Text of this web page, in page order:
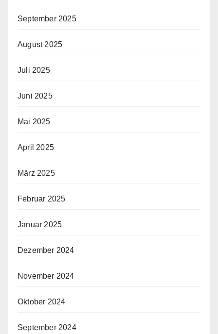
September 2025
August 2025
Juli 2025
Juni 2025
Mai 2025
April 2025
März 2025
Februar 2025
Januar 2025
Dezember 2024
November 2024
Oktober 2024
September 2024